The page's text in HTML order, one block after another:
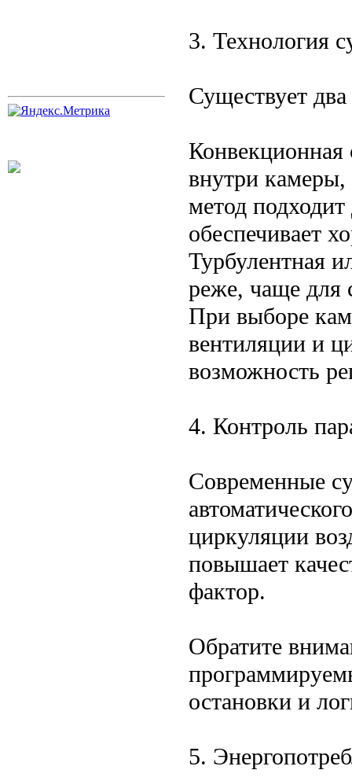
3. Технология
Существует
внутри
метод
обеспечивает
Турбулентная
реже, чаще для
При выборе
вентиляции и
возможность
4. Контроль
Современные
циркуляции
повышает
фактор.
Обратите
остановки и
5.